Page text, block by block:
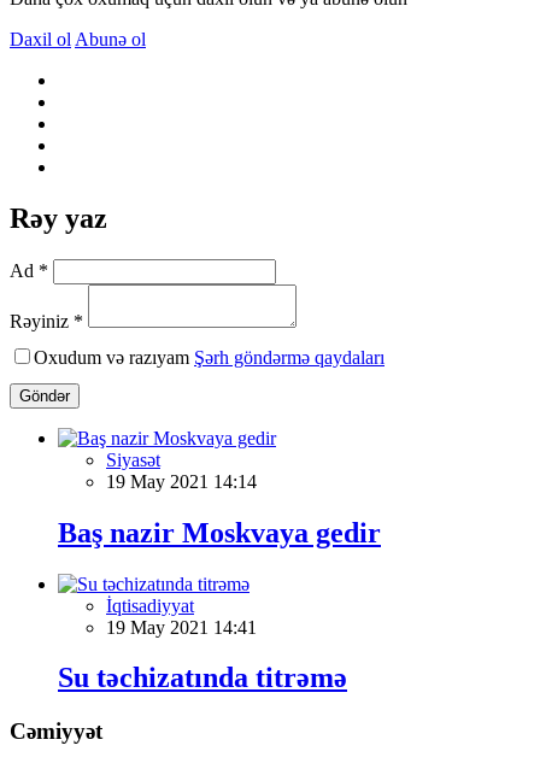
Daxil ol Abunə ol
Rəy yaz
Ad *
Rəyiniz *
Oxudum və razıyam Şərh göndərmə qaydaları
Göndər
Siyasət
19 May 2021 14:14
Baş nazir Moskvaya gedir
İqtisadiyyat
19 May 2021 14:41
Su təchizatında titrəmə
Cəmiyyət